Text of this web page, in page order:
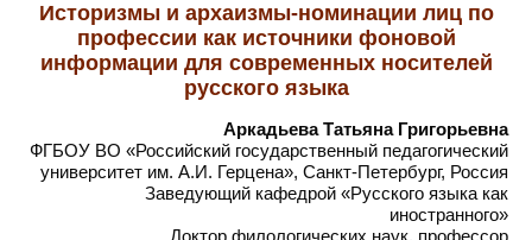
Историзмы и архаизмы-номинации лиц по
профессии как источники фоновой
информации для современных носителей
русского языка
Аркадьева Татьяна Григорьевна
ФГБОУ ВО «Российский государственный педагогический
университет им. А.И. Герцена», Санкт-Петербург, Россия
Заведующий кафедрой «Русского языка как
иностранного»
Доктор филологических наук, профессор